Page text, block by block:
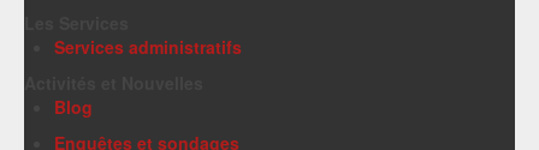
Services administratifs
Blog
Enquêtes et sondages